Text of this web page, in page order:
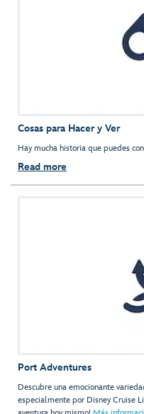
Cosas para Hacer y Ver
Hay mucha historia que puedes
Read more
Port Adventures
Descubre una emocionante
especialmente por Disney Cruise